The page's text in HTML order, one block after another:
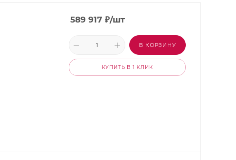
589 917 ₽/шт
В КОРЗИНУ
КУПИТЬ В 1 КЛИК